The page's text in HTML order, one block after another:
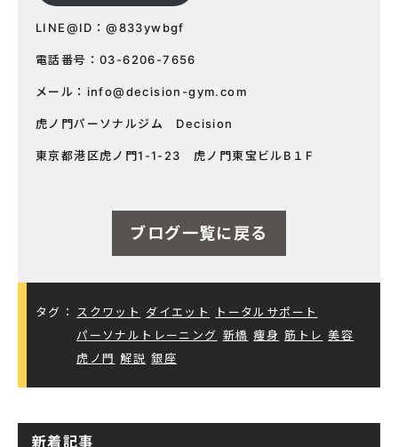
LINE@ID：@833ywbgf
電話番号：03-6206-7656
メール： info@decision-gym.com
虎ノ門パーソナルジム Decision
東京都港区虎ノ門1-1-23 虎ノ門東宝ビルB１F
ブログ一覧に戻る
タグ： スクワット ダイエット
トータルサポート
パーソナルトレーニング 新橋 痩身 筋トレ 美容
虎ノ門 解説 銀座
新着記事